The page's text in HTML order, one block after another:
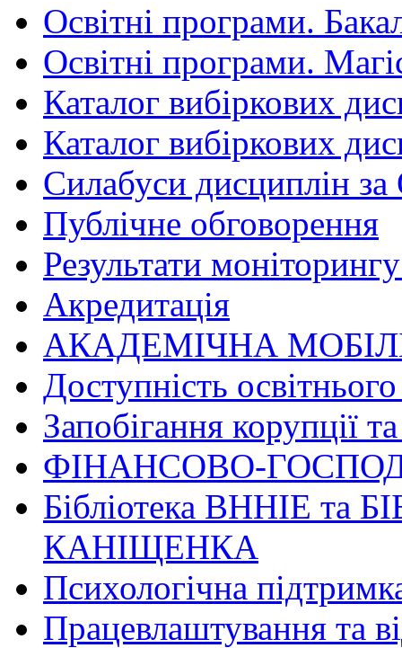
Освітні програми.
Освітні програми.
Каталог вибіркових
Каталог вибіркових
Силабуси дисциплін
Публічне обговорення
Результати
Акредитація
АКАДЕМІЧНА
Доступність
Запобігання корупції
ФІНАНСОВО-
Бібліотека ВННІЕ та
КАНІЩЕНКА
Психологічна
Працевлаштування та